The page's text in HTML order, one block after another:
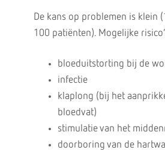
De kans op problemen is klein
100 patiënten). Mogelijke
bloeduitstorting bij de
infectie
klaplong (bij het
bloedvat)
stimulatie van het
doorboring van de